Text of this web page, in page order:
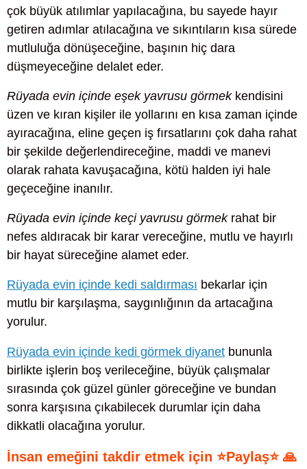
çok büyük atılımlar yapılacağına, bu sayede hayır
getiren adımlar atılacağına ve sıkıntıların kısa sürede
mutluluğa dönüşeceğine, başının hiç dara
düşmeyeceğine delalet eder.
Rüyada evin içinde eşek yavrusu görmekkendisini
üzen ve kıran kişiler ile yollarını en kısa zaman içinde
ayıracağına, eline geçen iş fırsatlarını çok daha rahat
bir şekilde değerlendireceğine, maddi ve manevi
olarak rahata kavuşacağına, kötü halden iyi hale
geçeceğine inanılır.
Rüyada evin içinde keçi yavrusu görmekrahat bir
nefes aldıracak bir karar vereceğine, mutlu ve hayırlı
bir hayat süreceğine alamet eder.
Rüyada evin içinde kedi saldırması bekarlar için
mutlu bir karşılaşma, saygınlığının da artacağına
yorulur.
Rüyada evin içinde kedi görmek diyanet bununla
birlikte işlerin boş verileceğine, büyük çalışmalar
sırasında çok güzel günler göreceğine ve bundan
sonra karşısına çıkabilecek durumlar için daha
dikkatli olacağına yorulur.
İnsan emeğini takdir etmek için ⭐Paylaş⭐ 🙏